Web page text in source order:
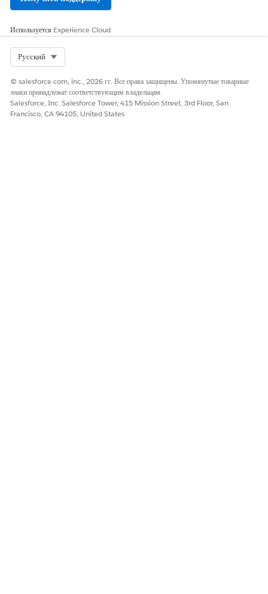
Salesforce в организации.
ЭТА СТАТЬЯ РЕШИЛА ВАШУ ПРОБЛЕМУ?
Да Нет
Используется Experience Cloud
Русский
© salesforce.com, inc., 2026 гг. Все права защищены. Упомянутые товарные
знаки принадлежат соответствующим владельцам.
Salesforce, Inc. Salesforce Tower, 415 Mission Street, 3rd Floor, San
Francisco, CA 94105, United States